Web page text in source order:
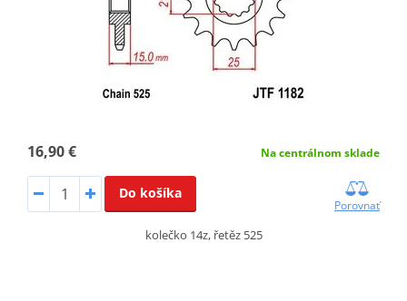
16,90 € Na centrálnom sklade
Do košíka
Porovnať
kolečko 14z, řetěz 525